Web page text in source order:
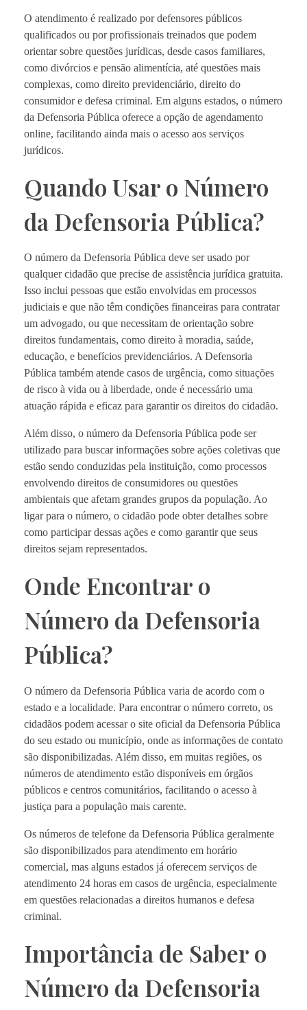
O atendimento é realizado por defensores públicos
qualificados ou por profissionais treinados que podem
orientar sobre questões jurídicas, desde casos familiares,
como divórcios e pensão alimentícia, até questões mais
complexas, como direito previdenciário, direito do
consumidor e defesa criminal. Em alguns estados, o número
da Defensoria Pública oferece a opção de agendamento
online, facilitando ainda mais o acesso aos serviços
jurídicos.
Quando Usar o Número
da Defensoria Pública?
O número da Defensoria Pública deve ser usado por
qualquer cidadão que precise de assistência jurídica gratuita.
Isso inclui pessoas que estão envolvidas em processos
judiciais e que não têm condições financeiras para contratar
um advogado, ou que necessitam de orientação sobre
direitos fundamentais, como direito à moradia, saúde,
educação, e benefícios previdenciários. A Defensoria
Pública também atende casos de urgência, como situações
de risco à vida ou à liberdade, onde é necessário uma
atuação rápida e eficaz para garantir os direitos do cidadão.
Além disso, o número da Defensoria Pública pode ser
utilizado para buscar informações sobre ações coletivas que
estão sendo conduzidas pela instituição, como processos
envolvendo direitos de consumidores ou questões
ambientais que afetam grandes grupos da população. Ao
ligar para o número, o cidadão pode obter detalhes sobre
como participar dessas ações e como garantir que seus
direitos sejam representados.
Onde Encontrar o
Número da Defensoria
Pública?
O número da Defensoria Pública varia de acordo com o
estado e a localidade. Para encontrar o número correto, os
cidadãos podem acessar o site oficial da Defensoria Pública
do seu estado ou município, onde as informações de contato
são disponibilizadas. Além disso, em muitas regiões, os
números de atendimento estão disponíveis em órgãos
públicos e centros comunitários, facilitando o acesso à
justiça para a população mais carente.
Os números de telefone da Defensoria Pública geralmente
são disponibilizados para atendimento em horário
comercial, mas alguns estados já oferecem serviços de
atendimento 24 horas em casos de urgência, especialmente
em questões relacionadas a direitos humanos e defesa
criminal.
Importância de Saber o
Número da Defensoria